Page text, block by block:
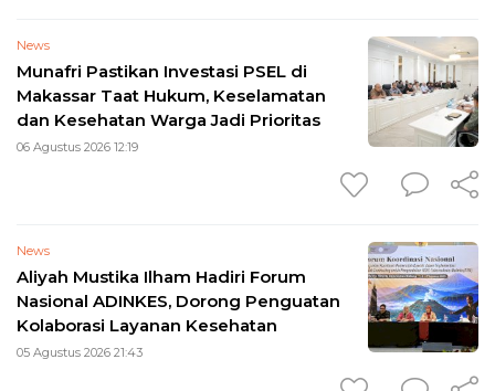
News
Munafri Pastikan Investasi PSEL di
Makassar Taat Hukum, Keselamatan
dan Kesehatan Warga Jadi Prioritas
06 Agustus 2026 12:19
News
Aliyah Mustika Ilham Hadiri Forum
Nasional ADINKES, Dorong Penguatan
Kolaborasi Layanan Kesehatan
05 Agustus 2026 21:43